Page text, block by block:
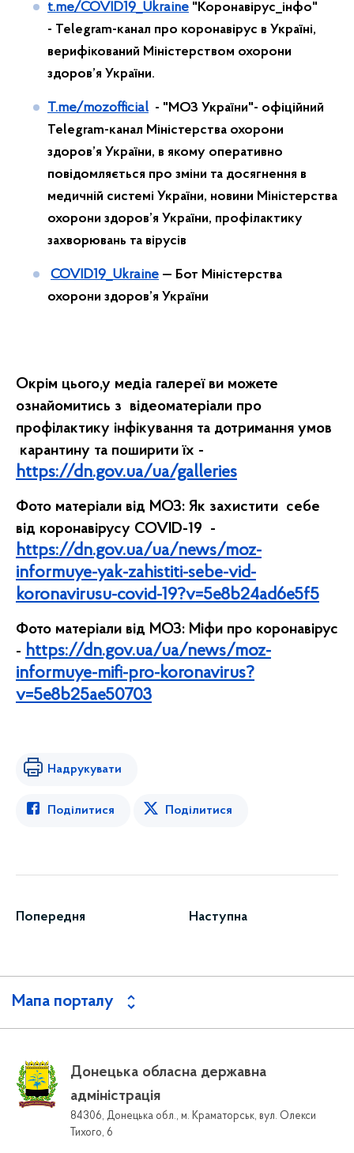
t.me/COVID19_Ukraine "Коронавірус_інфо"
- Telegram-канал про коронавірус в Україні,
верифікований Міністерством охорони
здоров’я України.
T.me/mozofficial - "МОЗ України"- офіційний
Telegram-канал Міністерства охорони
здоров’я України, в якому оперативно
повідомляється про зміни та досягнення в
медичній системі України, новини Міністерства
охорони здоров’я України, профілактику
захворювань та вірусів
COVID19_Ukraine — Бот Міністерства
охорони здоров’я України
Окрім цього,у медіа галереї ви можете
ознайомитись з відеоматеріали про
профілактику інфікування та дотримання умов
карантину та поширити їх -
https://dn.gov.ua/ua/galleries
Фото матеріали від МОЗ: Як захистити себе
від коронавірусу COVID-19 -
https://dn.gov.ua/ua/news/moz-
informuye-yak-zahistiti-sebe-vid-
koronavirusu-covid-19?v=5e8b24ad6e5f5
Фото матеріали від МОЗ: Міфи про коронавірус
- https://dn.gov.ua/ua/news/moz-
informuye-mifi-pro-koronavirus?
v=5e8b25ae50703
Надрукувати
Поділитися Поділитися
Попередня Наступна
Мапа порталу
Донецька обласна державна
адміністрація
84306, Донецька обл., м. Краматорськ, вул. Олекси
Тихого, 6